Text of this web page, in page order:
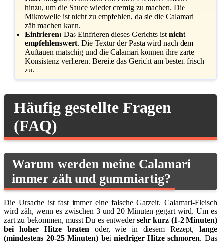
hinzu, um die Sauce wieder cremig zu machen. Die
Mikrowelle ist nicht zu empfehlen, da sie die Calamari
zäh machen kann.
Einfrieren: Das Einfrieren dieses Gerichts istnicht
empfehlenswert. Die Textur der Pasta wird nach dem
Auftauen matschig und die Calamari können ihre zarte
Konsistenz verlieren. Bereite das Gericht am besten frisch
zu.
Häufig gestellte Fragen
(FAQ)
Warum werden meine Calamari
immer zäh und gummiartig?
Die Ursache ist fast immer eine falsche Garzeit. Calamari-Fleisch
wird zäh, wenn es zwischen 3 und 20 Minuten gegart wird. Um es
zart zu bekommen, musst Du es entwedersehr kurz (1-2 Minuten)
bei hoher Hitze braten oder, wie in diesem Rezept,lange
(mindestens 20-25 Minuten) bei niedriger Hitze schmoren. Das